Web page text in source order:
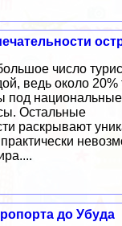
число
ведь около 20%
под
Остальные
раскрывают
до Убуда